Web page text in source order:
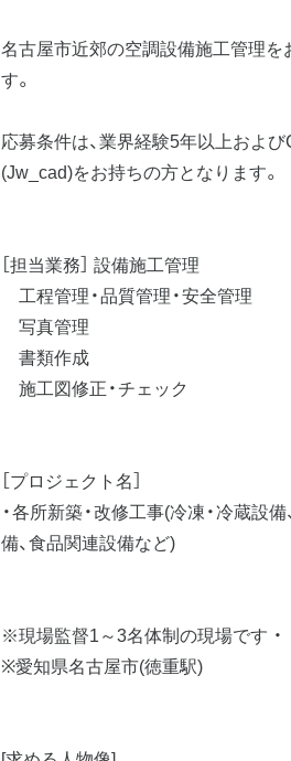
名古屋市近郊の空調設備施工管理を
す。
応募条件は、業界経験5年以上およ
(Jw_cad)をお持ちの方となります。
［担当業務］ 設備施工管理
工程管理・品質管理・安全管理
写真管理
書類作成
施工図修正・チェック
［プロジェクト名］
・各所新築・改修工事(冷凍・冷蔵設備
備、食品関連設備など)
※現場監督1～3名体制の現場です ・
※愛知県名古屋市(徳重駅)